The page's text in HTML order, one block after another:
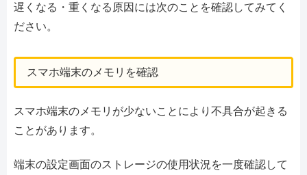
遅くなる・重くなる原因には次のことを確認してみてく
ださい。
スマホ端末のメモリを確認
スマホ端末のメモリが少ないことにより不具合が起きる
ことがあります。
端末の設定画面のストレージの使用状況を一度確認して